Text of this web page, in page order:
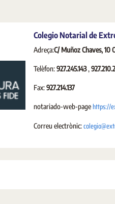
Colegio Notarial de
Adreça:C/ Muñoz Chaves, 10
Telèfon:927.245.143,
Fax:927.214.137
notariado-web-pagehttps://
Correu electrònic: